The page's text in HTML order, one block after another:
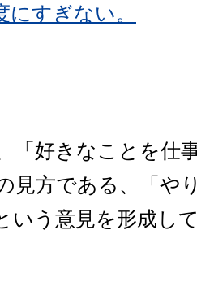
すぎない。
「好きなことを仕
見方である、「や
いう意見を形成し